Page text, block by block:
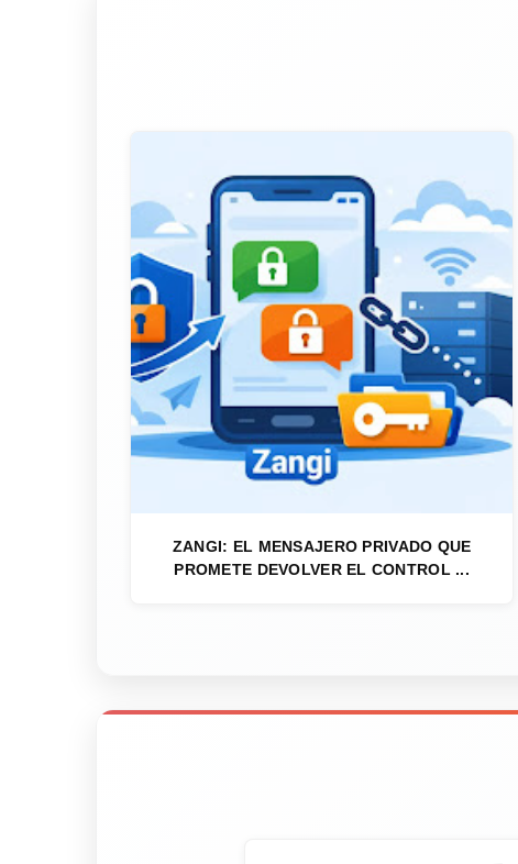
ZANGI: EL MENSAJERO PRIVADO QUE
PROMETE DEVOLVER EL CONTROL ...